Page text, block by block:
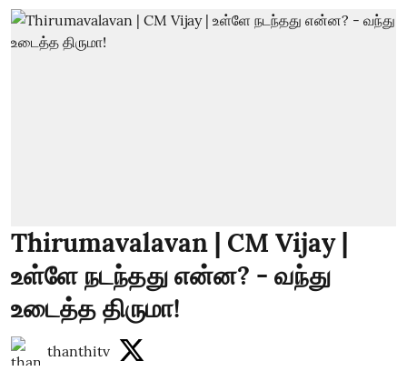
Thirumavalavan | CM Vijay |
உள்ளே நடந்தது என்ன? - வந்து
உடைத்த திருமா!
thanthitv